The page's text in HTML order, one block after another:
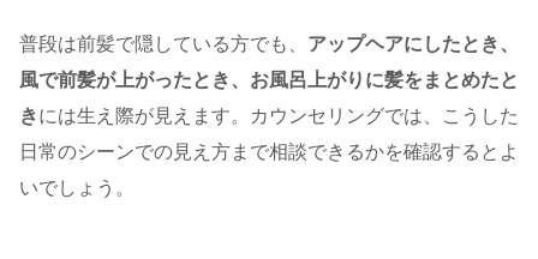
普段は前髪で隠している方でも、 アップヘアにしたとき、
風で前髪が上がったとき、お風呂上がりに髪をまとめたと
きには生え際が見えます。カウンセリングでは、こうした
日常のシーンでの見え方まで相談できるかを確認するとよ
いでしょう。